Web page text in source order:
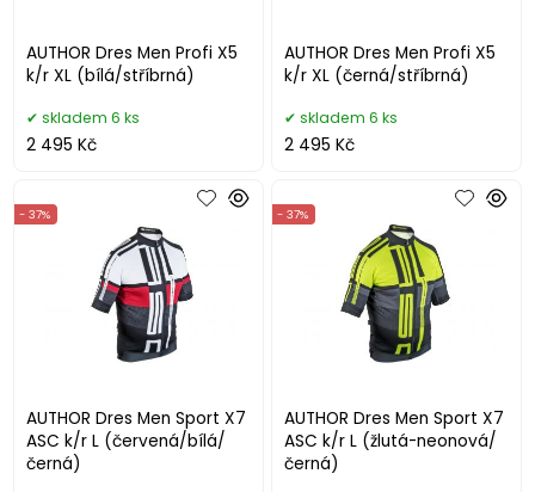
AUTHOR Dres Men Profi X5
k/r XL (bílá/stříbrná)
skladem 6 ks
2 495 Kč
AUTHOR Dres Men Profi X5
k/r XL (černá/stříbrná)
skladem 6 ks
2 495 Kč
AUTHOR Dres Men Sport X7
ASC k/r L (červená/bílá/
černá)
- 37%
AUTHOR Dres Men Sport X7
ASC k/r L (žlutá-neonová/
černá)
- 37%